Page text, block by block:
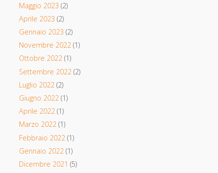
Maggio 2023 (2)
Aprile 2023 (2)
Gennaio 2023 (2)
Novembre 2022(1)
Ottobre 2022(1)
Settembre 2022 (2)
Luglio 2022 (2)
Giugno 2022(1)
Aprile 2022(1)
Marzo 2022(1)
Febbraio 2022 (1)
Gennaio 2022 (1)
Dicembre 2021 (5)